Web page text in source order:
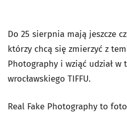
Do 25 sierpnia mają jeszcze
którzy chcą się zmierzyć z
Photography i wziąć udział w
wrocławskiego TIFFU.
Real Fake Photography to